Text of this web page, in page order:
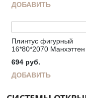
ДОБАВИТЬ
Плинтус фигурный
16*80*2070 Манхэттен
694 руб.
ДОБАВИТЬ